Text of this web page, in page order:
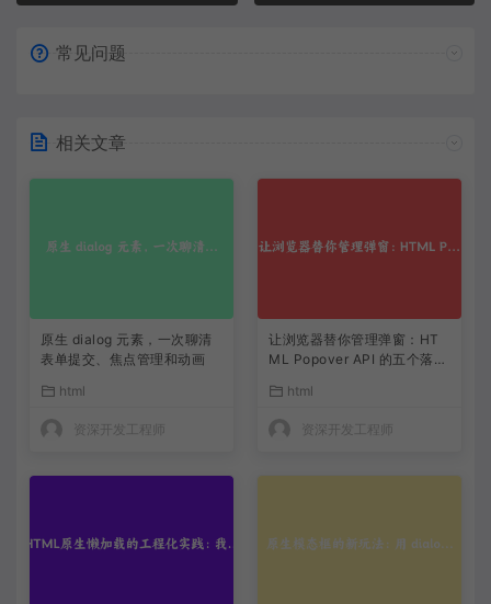
常见问题
相关文章
原生 dialog 元素，一次聊清
表单提交、焦点管理和动画
html
资深开发工程师
让浏览器替你管理弹窗：HT
ML Popover API 的五个落地
html
资深开发工程师